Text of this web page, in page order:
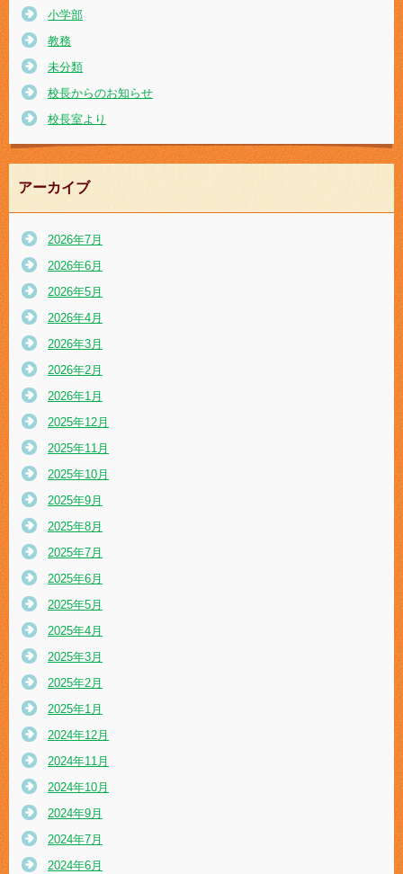
小学部
教務
未分類
校長からのお知らせ
校長室より
アーカイブ
2026年7月
2026年6月
2026年5月
2026年4月
2026年3月
2026年2月
2026年1月
2025年12月
2025年11月
2025年10月
2025年9月
2025年8月
2025年7月
2025年6月
2025年5月
2025年4月
2025年3月
2025年2月
2025年1月
2024年12月
2024年11月
2024年10月
2024年9月
2024年7月
2024年6月